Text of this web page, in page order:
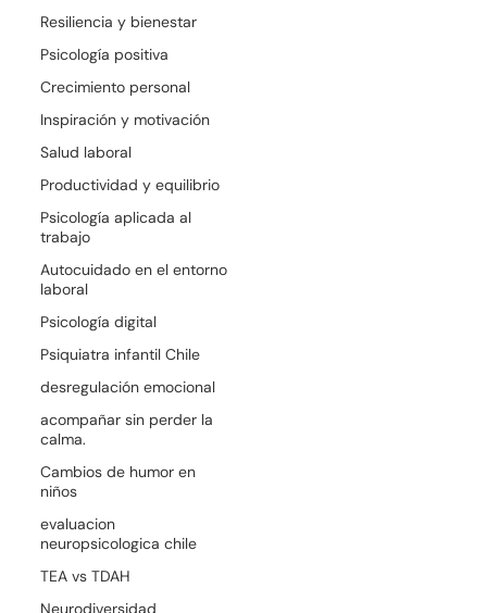
Resiliencia y bienestar
Psicología positiva
Crecimiento personal
Inspiración y motivación
Salud laboral
Productividad y equilibrio
Psicología aplicada al
trabajo
Autocuidado en el entorno
laboral
Psicología digital
Psiquiatra infantil Chile
desregulación emocional
acompañar sin perder la
calma.
Cambios de humor en
niños
evaluacion
neuropsicologica chile
TEA vs TDAH
Neurodiversidad